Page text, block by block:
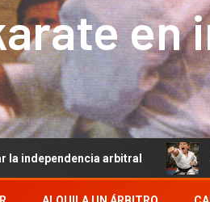
en
arbitral Evolución del